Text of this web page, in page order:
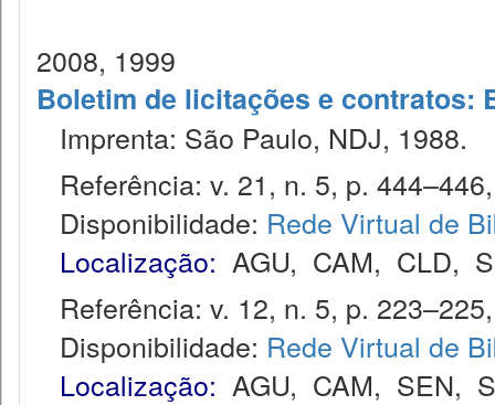
2008, 1999
Boletim de licitações e contratos:
Imprenta: São Paulo, NDJ, 1988.
Referência: v. 21, n. 5, p.
Disponibilidade: Rede Virtual de
Localização: AGU, CAM, CLD,
Referência: v. 12, n. 5, p.
Disponibilidade: Rede Virtual de
Localização: AGU, CAM, SEN,